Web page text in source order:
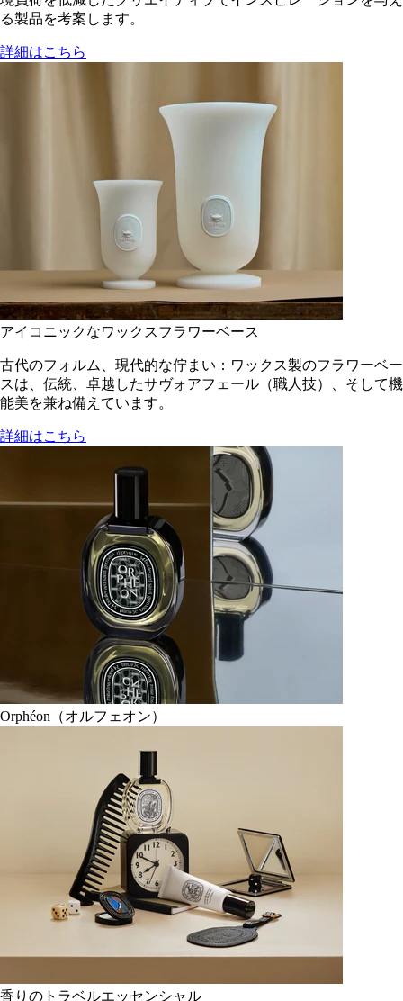
る製品を考案します。
詳細はこちら
アイコニックなワックスフラワーベース
古代のフォルム、現代的な佇まい：ワックス製のフラワーベー
スは、伝統、卓越したサヴォアフェール（職人技）、そして機
能美を兼ね備えています。
詳細はこちら
Orphéon（オルフェオン）
香りのトラベルエッセンシャル